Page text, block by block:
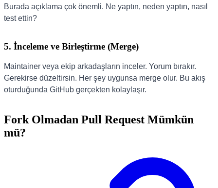
Burada açıklama çok önemli. Ne yaptın, neden yaptın, nasıl
test ettin?
5. İnceleme ve Birleştirme (Merge)
Maintainer veya ekip arkadaşların inceler. Yorum bırakır.
Gerekirse düzeltirsin. Her şey uygunsa merge olur. Bu akış
oturduğunda GitHub gerçekten kolaylaşır.
Fork Olmadan Pull Request Mümkün
mü?